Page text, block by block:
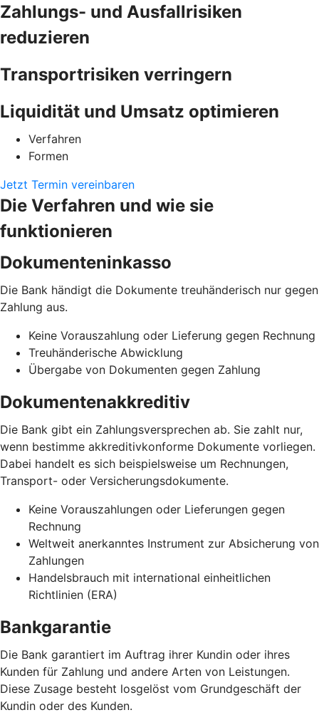
Zahlungs- und Ausfallrisiken
reduzieren
Transportrisiken verringern
Liquidität und Umsatz optimieren
Verfahren
Formen
Jetzt Termin vereinbaren
Die Verfahren und wie sie
funktionieren
Dokumenteninkasso
Die Bank händigt die Dokumente treuhänderisch nur gegen
Zahlung aus.
Keine Vorauszahlung oder Lieferung gegen Rechnung
Treuhänderische Abwicklung
Übergabe von Dokumenten gegen Zahlung
Dokumentenakkreditiv
Die Bank gibt ein Zahlungsversprechen ab. Sie zahlt nur,
wenn bestimme akkreditivkonforme Dokumente vorliegen.
Dabei handelt es sich beispielsweise um Rechnungen,
Transport- oder Versicherungsdokumente.
Keine Vorauszahlungen oder Lieferungen gegen
Rechnung
Weltweit anerkanntes Instrument zur Absicherung von
Zahlungen
Handelsbrauch mit international einheitlichen
Richtlinien (ERA)
Bankgarantie
Die Bank garantiert im Auftrag ihrer Kundin oder ihres
Kunden für Zahlung und andere Arten von Leistungen.
Diese Zusage besteht losgelöst vom Grundgeschäft der
Kundin oder des Kunden.